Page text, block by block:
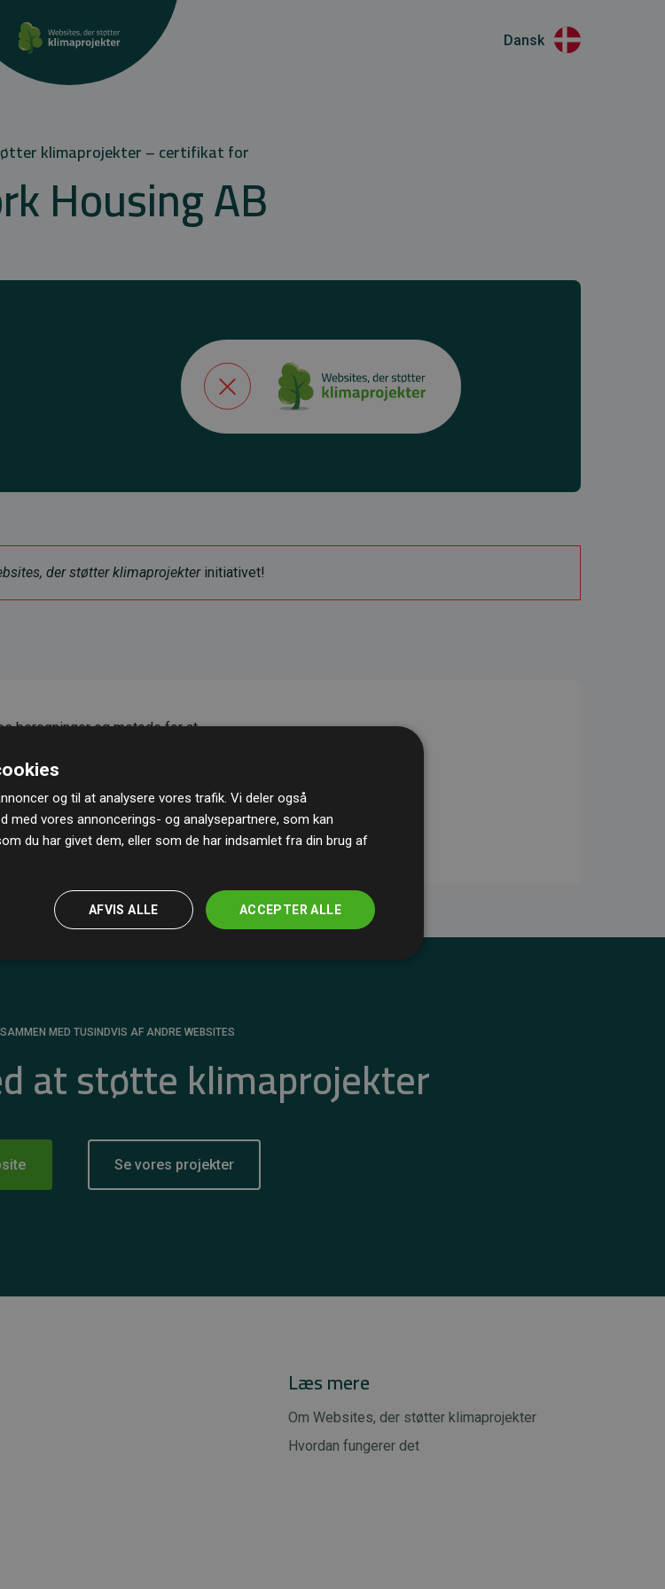
Dansk
klimaprojekter – certifikat for
Housing AB
der støtter klimaprojekterinitiativet!
beregninger og metode for at
websites estimerede
MED TUSINDVIS AF ANDRE WEBSITES
at støtte klimaprojekter
Se vores projekter
Læs mere
Om Websites, der støtter klimaprojekter
Hvordan fungerer det
og til at analysere vores trafik. Vi deler også
med vores annoncerings- og analysepartnere, som kan
du har givet dem, eller som de har indsamlet fra din brug af
ACCEPTER ALLE
AFVIS ALLE